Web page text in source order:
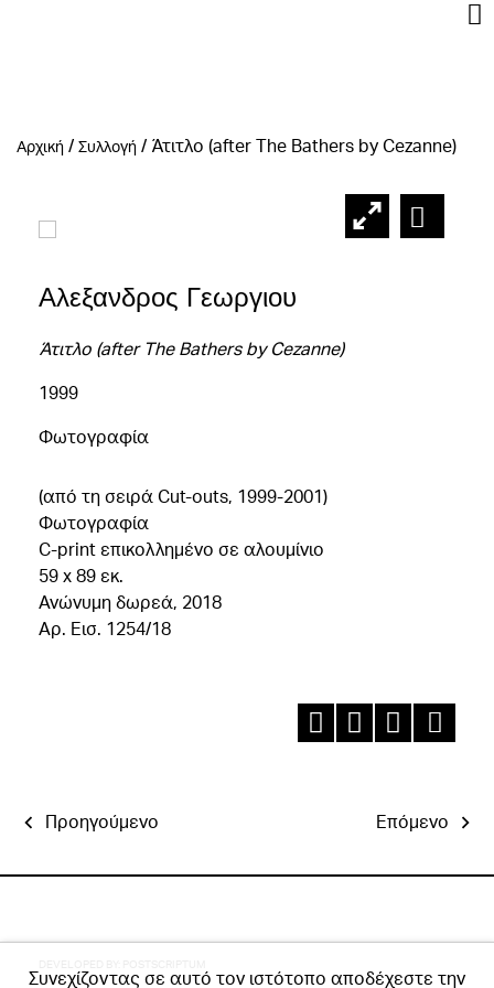
Αρχική / Συλλογή / Άτιτλο (after The Bathers by Cezanne)
Αλεξανδρος Γεωργιου
Άτιτλο (after The Bathers by Cezanne)
1999
Φωτογραφία
(από τη σειρά Cut-outs, 1999-2001)
Φωτογραφία
C-print επικολλημένο σε αλουμίνιο
59 x 89 εκ.
Ανώνυμη δωρεά, 2018
Αρ. Εισ. 1254/18
Προηγούμενο Επόμενο
Συνεχίζοντας σε αυτό τον ιστότοπο αποδέχεστε την